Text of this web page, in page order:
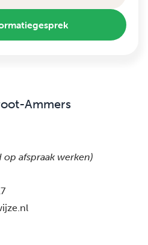
Ammers
afspraak werken)